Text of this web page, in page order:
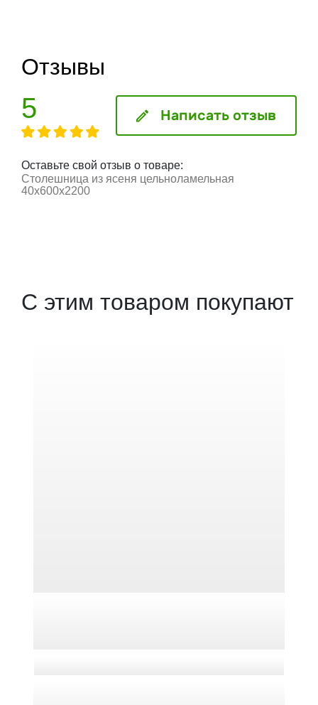
Отзывы
5 Написать отзыв
Оставьте свой отзыв о товаре:
Столешница из ясеня цельноламельная
40х600х2200